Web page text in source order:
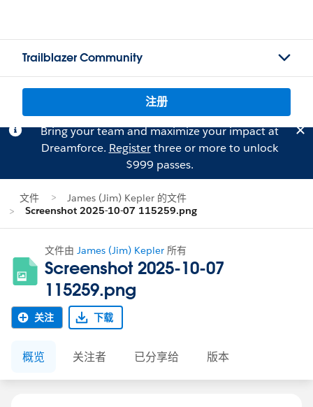
Trailblazer Community
注册
Bring your team and maximize your impact at
Dreamforce. Registerthree or more to unlock
$999 passes.
文件
James (Jim) Kepler 的文件
Screenshot 2025-10-07 115259.png
文件由 James (Jim) Kepler 所有
Screenshot 2025-10-07
115259.png
关注 下载
概览 关注者 已分享给 版本